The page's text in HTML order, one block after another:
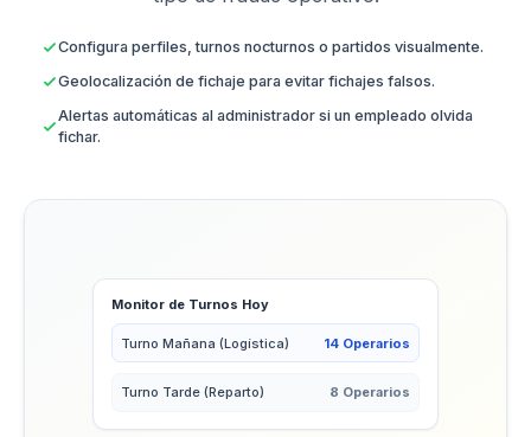
Configura perfiles, turnos nocturnos o partidos visualmente.
Geolocalización de fichaje para evitar fichajes falsos.
Alertas automáticas al administrador si un empleado olvida
fichar.
Monitor de Turnos Hoy
Turno Mañana (Logística) 14 Operarios
Turno Tarde (Reparto) 8 Operarios